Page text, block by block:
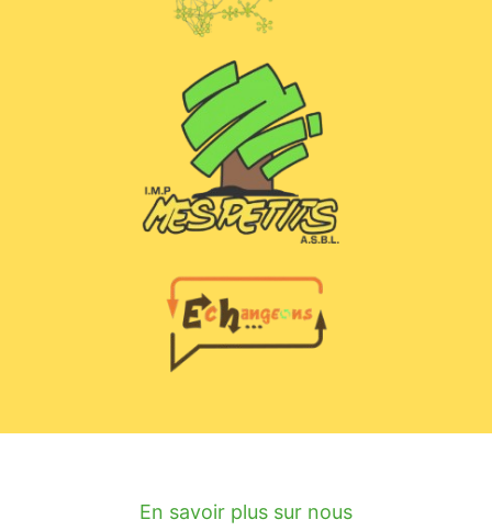
En savoir plus sur nous